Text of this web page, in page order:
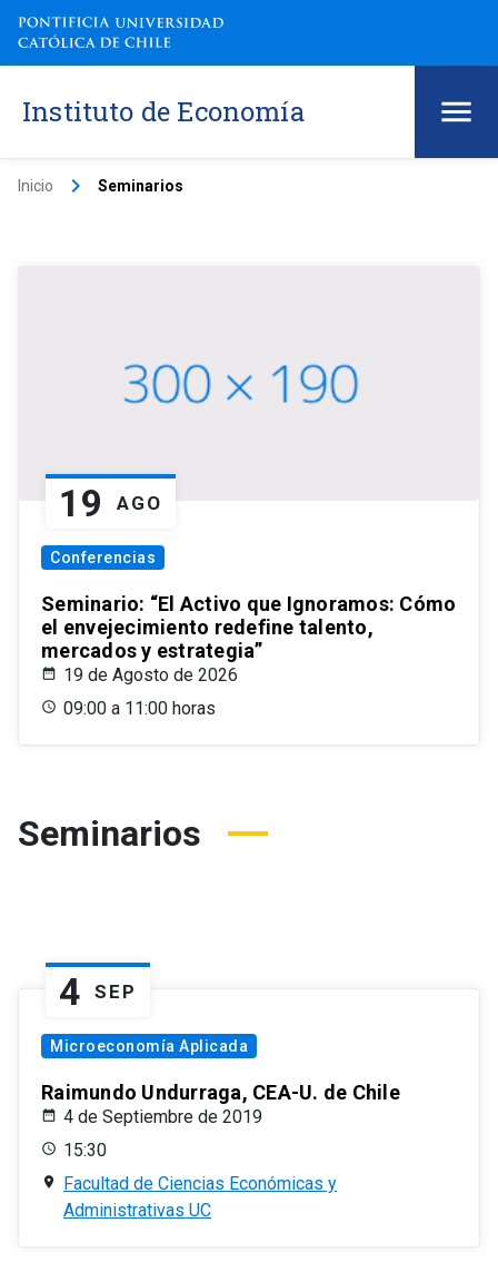
Instituto de Economía
Inicio keyboard_arrow_right Seminarios
19 AGO
Conferencias
Seminario: “El Activo que Ignoramos: Cómo
el envejecimiento redefine talento,
mercados y estrategia”
19 de Agosto de 2026
09:00 a 11:00 horas
Seminarios
4 SEP
Microeconomía Aplicada
Raimundo Undurraga, CEA-U. de Chile
4 de Septiembre de 2019
15:30
Facultad de Ciencias Económicas y
Administrativas UC